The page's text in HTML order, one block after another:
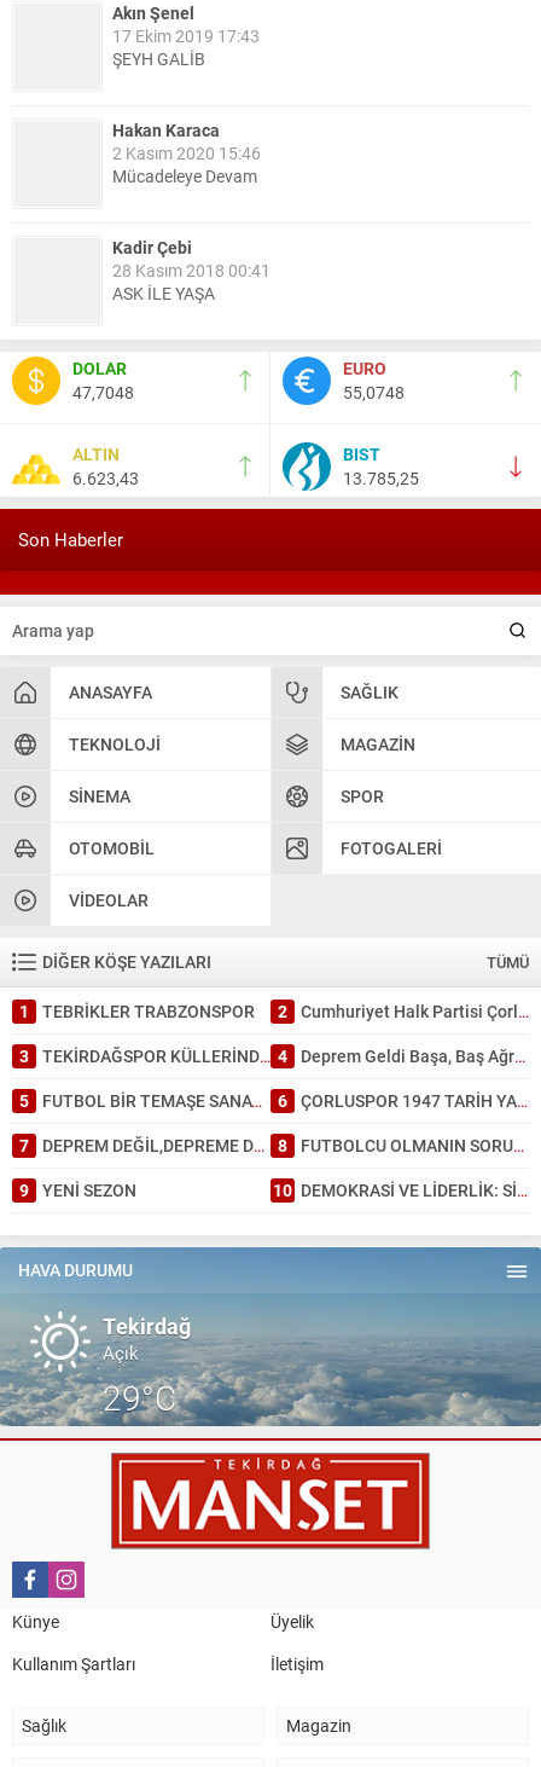
Akın Şenel
17 Ekim 2019 17:43
ŞEYH GALİB
Hakan Karaca
2 Kasım 2020 15:46
Mücadeleye Devam
Kadir Çebi
28 Kasım 2018 00:41
ASK İLE YAŞA
Nail Kazanç
10 Mart 2023 21:36
HAYDİ TEKİRDAĞ MAÇA !!!!
Salih Canikli
5 Kasım 2024 19:54
ZİYARETİ.
DOLAR
47,7048
EURO
55,0748
ALTIN
6.623,43
BIST
13.785,25
Son Haberler
ANASAYFA SAĞLIK
TEKNOLOJI MAGAZIN
SINEMA SPOR
OTOMOBIL FOTOGALERI
VIDEOLAR
DİĞER KÖŞE YAZILARI TÜMÜ
1 TEBRİKLER TRABZONSPOR 2 Cumhuriyet Halk Partisi Çorlu’da ayağına; İl Başkanlığında da kafasına sıktı
3 TEKİRDAĞSPOR KÜLLERİNDEN DOĞDU: TARİHİ BİR GALİBİYET! 4
Deprem Geldi Başa, Baş Ağrısı Bahane: Tekirdağ Depreme Ne Kadar Hazır?
5
FUTBOL BİR TEMAŞE SANATI GİBİDİR. 6 ÇORLUSPOR 1947 TARİH YAZDI.
7
DEPREM DEĞİL,DEPREME DAYANAKSIZ BİNA ÖLDÜRÜR. 8
FUTBOLCU OLMANIN SORUMLULUĞU.
9 YENİ SEZON 10 DEMOKRASİ VE LİDERLİK: SİYASİ PARTİLERİN DÖNÜŞÜMÜ
HAVA DURUMU
Tekirdağ
Açık
29°C
Künye
Üyelik
Kullanım Şartları
İletişim
Sağlık Magazin